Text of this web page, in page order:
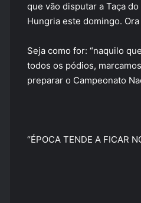
que vão disputar a Taça
Hungria este domingo.
Seja como for: “naquilo
todos os pódios,
preparar o Campeonato
“ÉPOCA TENDE A FICAR